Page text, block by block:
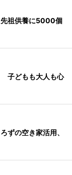
祖供養に5000個
子どもも大人も心
ずの空き家活用、